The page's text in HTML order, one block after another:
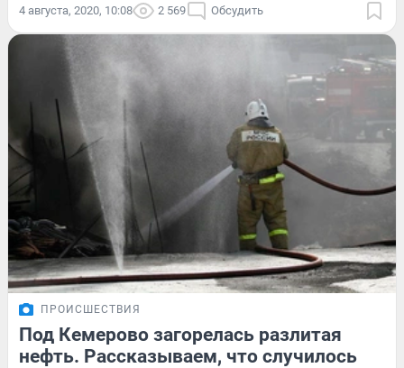
4 августа, 2020, 10:08 2 569 Обсудить
ПРОИСШЕСТВИЯ
Под Кемерово загорелась разлитая
нефть. Рассказываем, что случилось